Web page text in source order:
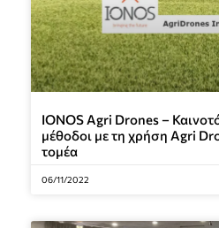
IONOS Agri Drones –
μέθοδοι με τη χρήση Agri
τομέα
06/11/2022